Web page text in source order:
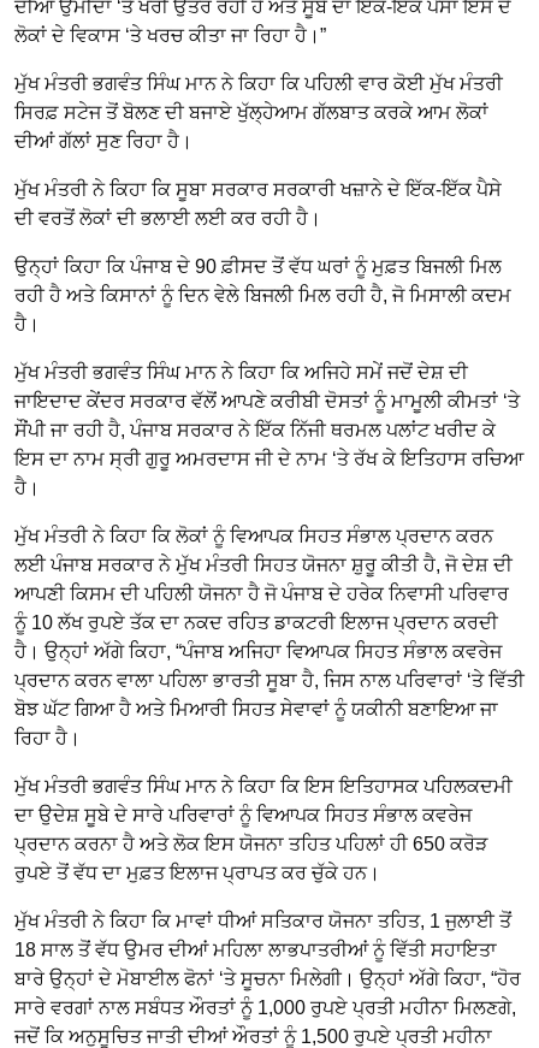
ਦੀਆਂ ਉਮੀਦਾਂ ‘ਤੇ ਖਰੀ ਉਤਰ ਰਹੀ ਹੈ ਅਤੇ ਸੂਬੇ ਦਾ ਇੱਕ-ਇੱਕ ਪੈਸਾ ਇਸ ਦੇ
ਲੋਕਾਂ ਦੇ ਵਿਕਾਸ ‘ਤੇ ਖਰਚ ਕੀਤਾ ਜਾ ਰਿਹਾ ਹੈ।”
ਮੁੱਖ ਮੰਤਰੀ ਭਗਵੰਤ ਸਿੰਘ ਮਾਨ ਨੇ ਕਿਹਾ ਕਿ ਪਹਿਲੀ ਵਾਰ ਕੋਈ ਮੁੱਖ ਮੰਤਰੀ
ਸਿਰਫ਼ ਸਟੇਜ ਤੋਂ ਬੋਲਣ ਦੀ ਬਜਾਏ ਖੁੱਲ੍ਹੇਆਮ ਗੱਲਬਾਤ ਕਰਕੇ ਆਮ ਲੋਕਾਂ
ਦੀਆਂ ਗੱਲਾਂ ਸੁਣ ਰਿਹਾ ਹੈ।
ਮੁੱਖ ਮੰਤਰੀ ਨੇ ਕਿਹਾ ਕਿ ਸੂਬਾ ਸਰਕਾਰ ਸਰਕਾਰੀ ਖਜ਼ਾਨੇ ਦੇ ਇੱਕ-ਇੱਕ ਪੈਸੇ
ਦੀ ਵਰਤੋਂ ਲੋਕਾਂ ਦੀ ਭਲਾਈ ਲਈ ਕਰ ਰਹੀ ਹੈ।
ਉਨ੍ਹਾਂ ਕਿਹਾ ਕਿ ਪੰਜਾਬ ਦੇ 90 ਫ਼ੀਸਦ ਤੋਂ ਵੱਧ ਘਰਾਂ ਨੂੰ ਮੁਫ਼ਤ ਬਿਜਲੀ ਮਿਲ
ਰਹੀ ਹੈ ਅਤੇ ਕਿਸਾਨਾਂ ਨੂੰ ਦਿਨ ਵੇਲੇ ਬਿਜਲੀ ਮਿਲ ਰਹੀ ਹੈ, ਜੋ ਮਿਸਾਲੀ ਕਦਮ
ਹੈ।
ਮੁੱਖ ਮੰਤਰੀ ਭਗਵੰਤ ਸਿੰਘ ਮਾਨ ਨੇ ਕਿਹਾ ਕਿ ਅਜਿਹੇ ਸਮੇਂ ਜਦੋਂ ਦੇਸ਼ ਦੀ
ਜਾਇਦਾਦ ਕੇਂਦਰ ਸਰਕਾਰ ਵੱਲੋਂ ਆਪਣੇ ਕਰੀਬੀ ਦੋਸਤਾਂ ਨੂੰ ਮਾਮੂਲੀ ਕੀਮਤਾਂ ‘ਤੇ
ਸੌਂਪੀ ਜਾ ਰਹੀ ਹੈ, ਪੰਜਾਬ ਸਰਕਾਰ ਨੇ ਇੱਕ ਨਿੱਜੀ ਥਰਮਲ ਪਲਾਂਟ ਖਰੀਦ ਕੇ
ਇਸ ਦਾ ਨਾਮ ਸ੍ਰੀ ਗੁਰੂ ਅਮਰਦਾਸ ਜੀ ਦੇ ਨਾਮ ‘ਤੇ ਰੱਖ ਕੇ ਇਤਿਹਾਸ ਰਚਿਆ
ਹੈ।
ਮੁੱਖ ਮੰਤਰੀ ਨੇ ਕਿਹਾ ਕਿ ਲੋਕਾਂ ਨੂੰ ਵਿਆਪਕ ਸਿਹਤ ਸੰਭਾਲ ਪ੍ਰਦਾਨ ਕਰਨ
ਲਈ ਪੰਜਾਬ ਸਰਕਾਰ ਨੇ ਮੁੱਖ ਮੰਤਰੀ ਸਿਹਤ ਯੋਜਨਾ ਸ਼ੁਰੂ ਕੀਤੀ ਹੈ, ਜੋ ਦੇਸ਼ ਦੀ
ਆਪਣੀ ਕਿਸਮ ਦੀ ਪਹਿਲੀ ਯੋਜਨਾ ਹੈ ਜੋ ਪੰਜਾਬ ਦੇ ਹਰੇਕ ਨਿਵਾਸੀ ਪਰਿਵਾਰ
ਨੂੰ 10 ਲੱਖ ਰੁਪਏ ਤੱਕ ਦਾ ਨਕਦ ਰਹਿਤ ਡਾਕਟਰੀ ਇਲਾਜ ਪ੍ਰਦਾਨ ਕਰਦੀ
ਹੈ। ਉਨ੍ਹਾਂ ਅੱਗੇ ਕਿਹਾ, “ਪੰਜਾਬ ਅਜਿਹਾ ਵਿਆਪਕ ਸਿਹਤ ਸੰਭਾਲ ਕਵਰੇਜ
ਪ੍ਰਦਾਨ ਕਰਨ ਵਾਲਾ ਪਹਿਲਾ ਭਾਰਤੀ ਸੂਬਾ ਹੈ, ਜਿਸ ਨਾਲ ਪਰਿਵਾਰਾਂ ‘ਤੇ ਵਿੱਤੀ
ਬੋਝ ਘੱਟ ਗਿਆ ਹੈ ਅਤੇ ਮਿਆਰੀ ਸਿਹਤ ਸੇਵਾਵਾਂ ਨੂੰ ਯਕੀਨੀ ਬਣਾਇਆ ਜਾ
ਰਿਹਾ ਹੈ।
ਮੁੱਖ ਮੰਤਰੀ ਭਗਵੰਤ ਸਿੰਘ ਮਾਨ ਨੇ ਕਿਹਾ ਕਿ ਇਸ ਇਤਿਹਾਸਕ ਪਹਿਲਕਦਮੀ
ਦਾ ਉਦੇਸ਼ ਸੂਬੇ ਦੇ ਸਾਰੇ ਪਰਿਵਾਰਾਂ ਨੂੰ ਵਿਆਪਕ ਸਿਹਤ ਸੰਭਾਲ ਕਵਰੇਜ
ਪ੍ਰਦਾਨ ਕਰਨਾ ਹੈ ਅਤੇ ਲੋਕ ਇਸ ਯੋਜਨਾ ਤਹਿਤ ਪਹਿਲਾਂ ਹੀ 650 ਕਰੋੜ
ਰੁਪਏ ਤੋਂ ਵੱਧ ਦਾ ਮੁਫ਼ਤ ਇਲਾਜ ਪ੍ਰਾਪਤ ਕਰ ਚੁੱਕੇ ਹਨ।
ਮੁੱਖ ਮੰਤਰੀ ਨੇ ਕਿਹਾ ਕਿ ਮਾਵਾਂ ਧੀਆਂ ਸਤਿਕਾਰ ਯੋਜਨਾ ਤਹਿਤ, 1 ਜੁਲਾਈ ਤੋਂ
18 ਸਾਲ ਤੋਂ ਵੱਧ ਉਮਰ ਦੀਆਂ ਮਹਿਲਾ ਲਾਭਪਾਤਰੀਆਂ ਨੂੰ ਵਿੱਤੀ ਸਹਾਇਤਾ
ਬਾਰੇ ਉਨ੍ਹਾਂ ਦੇ ਮੋਬਾਈਲ ਫੋਨਾਂ ‘ਤੇ ਸੂਚਨਾ ਮਿਲੇਗੀ। ਉਨ੍ਹਾਂ ਅੱਗੇ ਕਿਹਾ, “ਹੋਰ
ਸਾਰੇ ਵਰਗਾਂ ਨਾਲ ਸਬੰਧਤ ਔਰਤਾਂ ਨੂੰ 1,000 ਰੁਪਏ ਪ੍ਰਤੀ ਮਹੀਨਾ ਮਿਲਣਗੇ,
ਜਦੋਂ ਕਿ ਅਨੁਸੂਚਿਤ ਜਾਤੀ ਦੀਆਂ ਔਰਤਾਂ ਨੂੰ 1,500 ਰੁਪਏ ਪ੍ਰਤੀ ਮਹੀਨਾ